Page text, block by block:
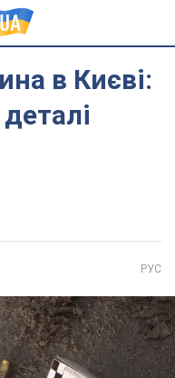
в Києві:
РУС